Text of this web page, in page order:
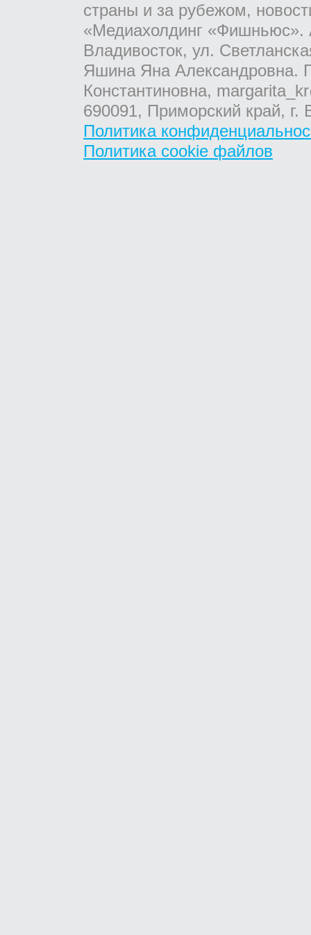
страны и за рубежом,
«Медиахолдинг «Фишньюс».
Владивосток, ул.
Яшина Яна Александровна.
Константиновна,
690091, Приморский край,
Политика
Политика cookie файлов